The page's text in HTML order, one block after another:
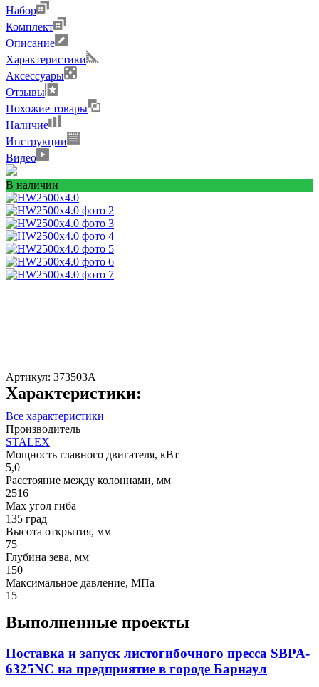
Набор
Комплект
Описание
Характеристики
Аксессуары
Отзывы
Похожие товары
Наличие
Инструкции
Видео
В наличии
Артикул: 373503A
Характеристики:
Все характеристики
Производитель
STALEX
Мощность главного двигателя, кВт
5,0
Расстояние между колоннами, мм
2516
Max угол гиба
135 град
Высота открытия, мм
75
Глубина зева, мм
150
Максимальное давление, МПа
15
Выполненные проекты
Поставка и запуск листогибочного пресса SBPA-
6325NС на предприятие в городе Барнаул